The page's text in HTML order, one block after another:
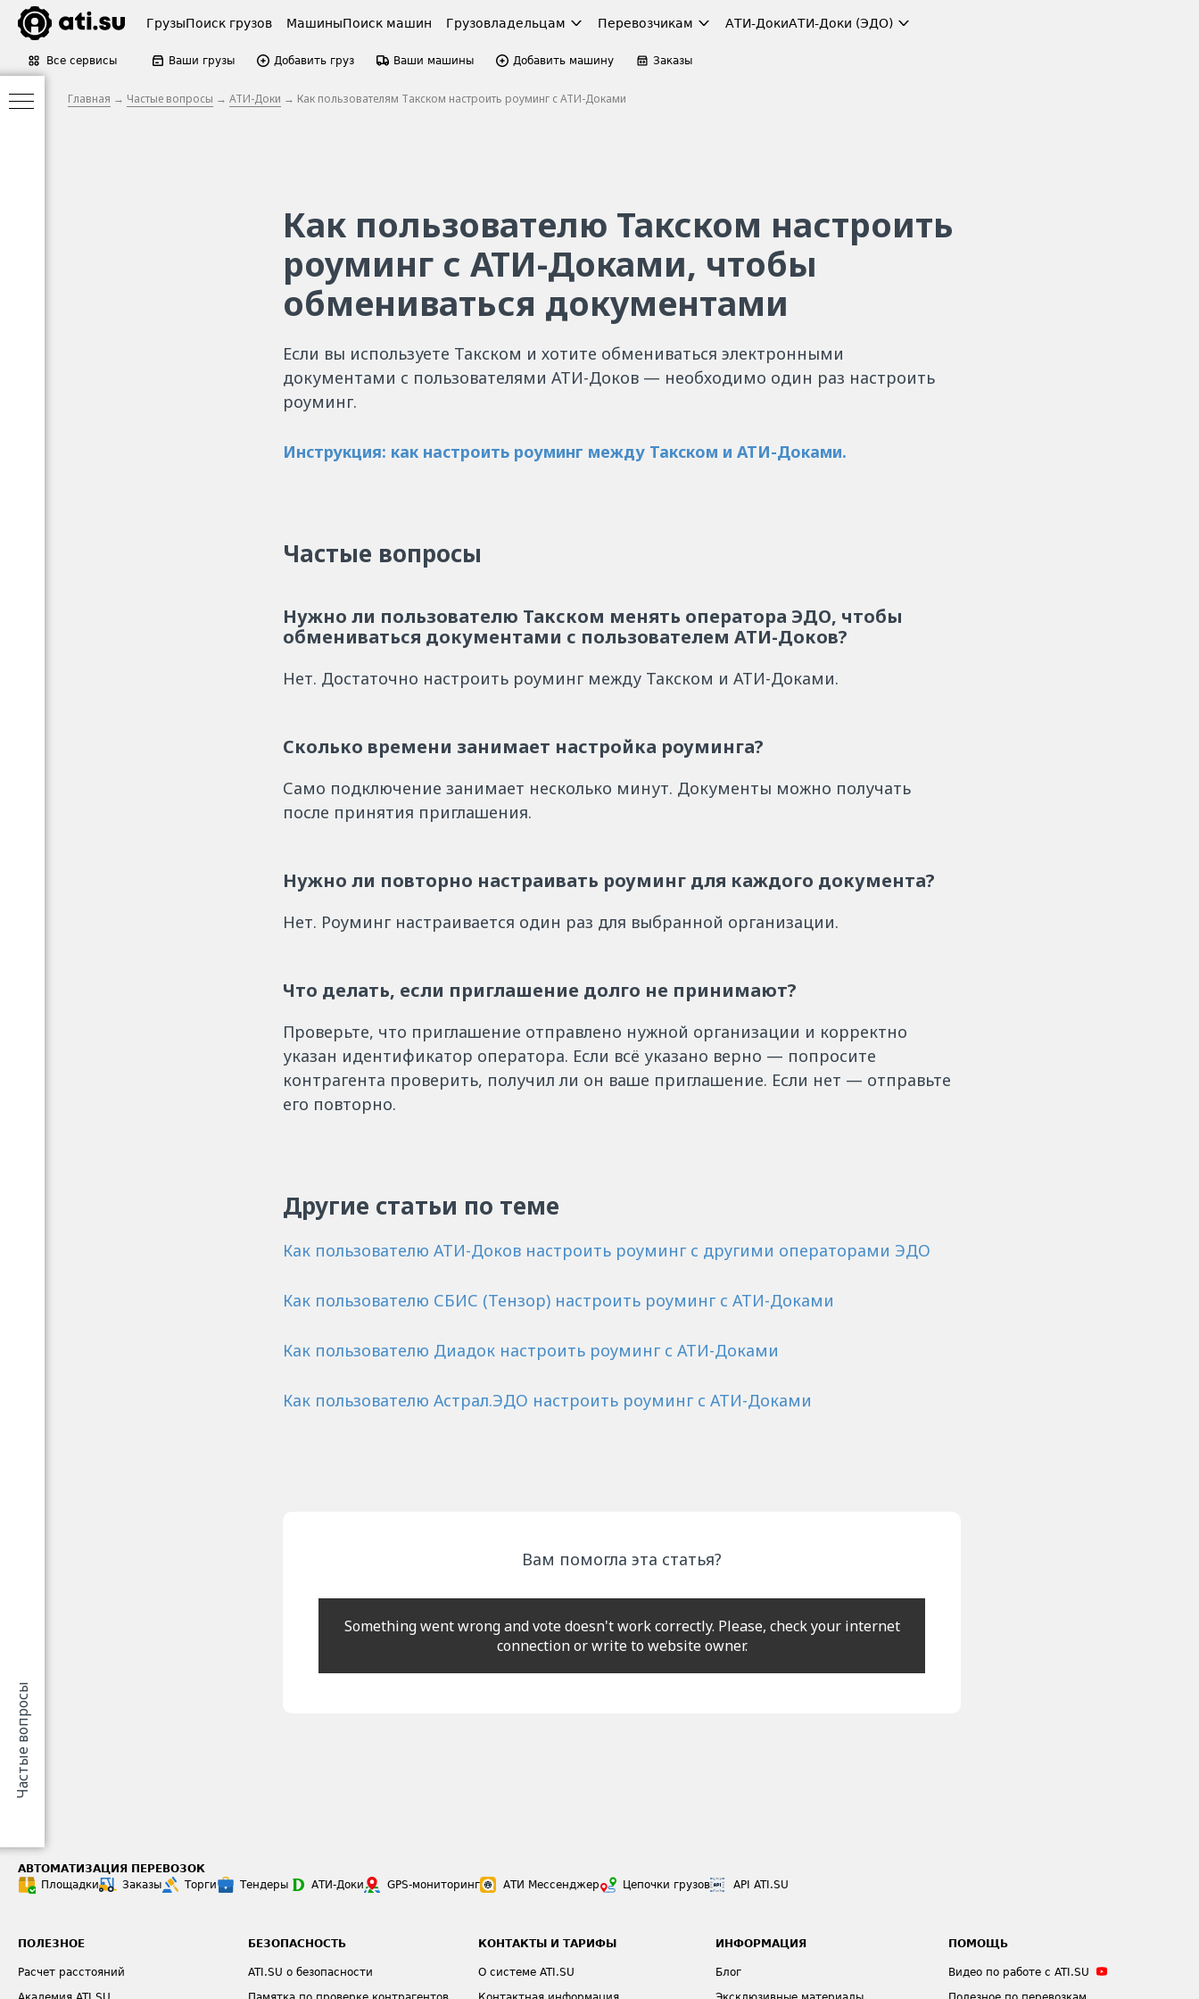
ГрузыПоиск грузов МашиныПоиск машин Грузовладельцам Перевозчикам АТИ-ДокиАТИ-Доки (ЭДО)
Все сервисы Ваши грузы Добавить груз Ваши машины Добавить машину Заказы
Частые вопросы
Главная → Частые вопросы → АТИ-Доки → Как пользователям Такском настроить роуминг с АТИ-Доками
Как пользователю Такском настроить
роуминг с АТИ-Доками, чтобы
обмениваться документами
Если вы используете Такском и хотите обмениваться электронными
документами с пользователями АТИ-Доков — необходимо один раз настроить
роуминг.
Инструкция: как настроить роуминг между Такском и АТИ-Доками.
Частые вопросы
Нужно ли пользователю Такском менять оператора ЭДО, чтобы
обмениваться документами с пользователем АТИ-Доков?
Нет. Достаточно настроить роуминг между Такском и АТИ-Доками.
Сколько времени занимает настройка роуминга?
Само подключение занимает несколько минут. Документы можно получать
после принятия приглашения.
Нужно ли повторно настраивать роуминг для каждого документа?
Нет. Роуминг настраивается один раз для выбранной организации.
Что делать, если приглашение долго не принимают?
Проверьте, что приглашение отправлено нужной организации и корректно
указан идентификатор оператора. Если всё указано верно — попросите
контрагента проверить, получил ли он ваше приглашение. Если нет — отправьте
его повторно.
Другие статьи по теме
Как пользователю АТИ-Доков настроить роуминг с другими операторами ЭДО
Как пользователю СБИС (Тензор) настроить роуминг с АТИ-Доками
Как пользователю Диадок настроить роуминг с АТИ-Доками
Как пользователю Астрал.ЭДО настроить роуминг с АТИ-Доками
Вам помогла эта статья?
Something went wrong and vote doesn't work correctly. Please, check your internet
connection or write to website owner.
АВТОМАТИЗАЦИЯ ПЕРЕВОЗОК
Площадки
Заказы Торги Тендеры АТИ-Доки GPS-мониторинг АТИ Мессенджер Цепочки грузов API ATI.SU
ПОЛЕЗНОЕ
Расчет расстояний
БЕЗОПАСНОСТЬ
ATI.SU о безопасности
КОНТАКТЫ И ТАРИФЫ
О системе ATI.SU
ИНФОРМАЦИЯ
Блог
ПОМОЩЬ
Видео по работе с ATI.SU